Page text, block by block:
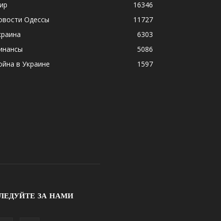
16346
Одессы
11727
6303
5086
в Украине
1597
ЗА НАМИ